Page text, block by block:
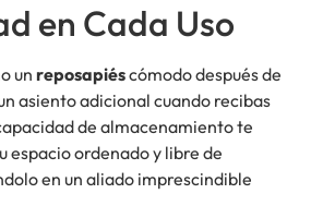
en Cada Uso
un reposapiéscómodo después de
asiento adicional cuando recibas
de almacenamiento te
ordenado y libre de
en un aliado imprescindible